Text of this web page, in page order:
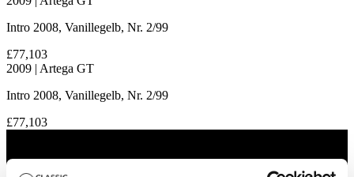
Intro 2008, Vanillegelb, Nr. 2/99
£77,103
2009 | Artega GT
Intro 2008, Vanillegelb, Nr. 2/99
£77,103